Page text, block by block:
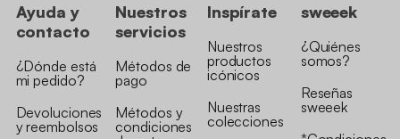
Ayuda y
contacto
¿Dónde está
mi pedido?
Devoluciones
y reembolsos
Nuestros
servicios
Métodos de
pago
Métodos y
condiciones
Inspírate
Nuestros
productos
icónicos
Nuestras
colecciones
sweeek
¿Quiénes
somos?
Reseñas
sweeek